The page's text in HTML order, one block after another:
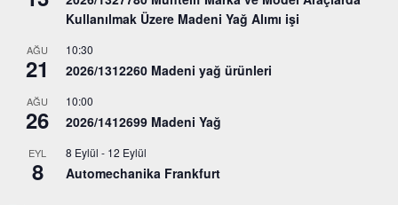
Kullanılmak Üzere Madeni Yağ Alımı işi
AĞU
21
10:30
2026/1312260 Madeni yağ ürünleri
AĞU
26
10:00
2026/1412699 Madeni Yağ
EYL
8
8 Eylül - 12 Eylül
Automechanika Frankfurt